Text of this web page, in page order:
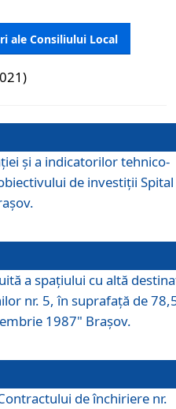
ale Consiliului Local
și a indicatorilor tehnico-
de investiții Spital
a spaţiului cu altă
nr. 5, în suprafaţă de
1987" Braşov.
de închiriere nr.